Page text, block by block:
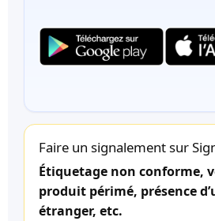
Faire un signalement sur
Étiquetage non conforme,
produit périmé, présence
étranger, etc.